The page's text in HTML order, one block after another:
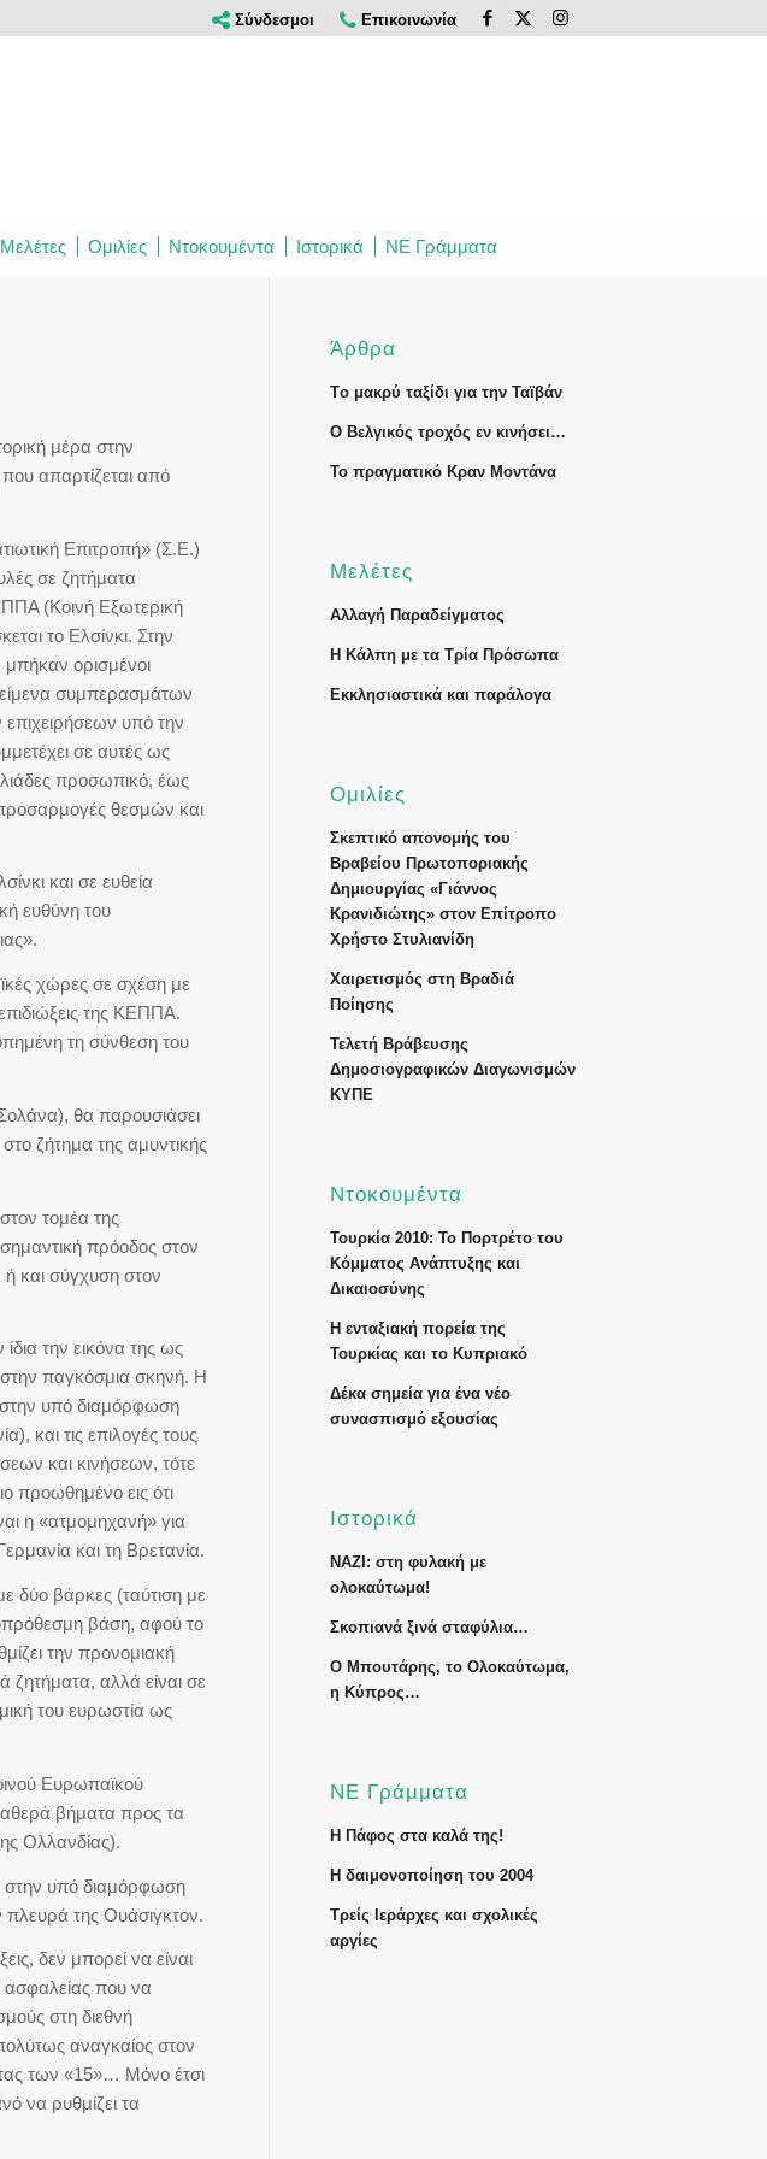
Σύνδεσμοι Επικοινωνία
Μελέτες Ομιλίες Ντοκουμέντα Ιστορικά ΝΕ Γράμματα
μέρα στην
απαρτίζεται από
Επιτροπή» (Σ.Ε.)
σε ζητήματα
(Κοινή Εξωτερική
το Ελσίνκι. Στην
ορισμένοι
συμπερασμάτων
υπό την
σε αυτές ως
προσωπικό, έως
θεσμών και
και σε ευθεία
ευθύνη του
χώρες σε σχέση με
της ΚΕΠΠΑ.
τη σύνθεση του
θα παρουσιάσει
ζήτημα της αμυντικής
τομέα της
πρόοδος στον
και σύγχυση στον
την εικόνα της ως
στην παγκόσμια σκηνή. Η
στην υπό διαμόρφωση
και τις επιλογές τους
και κινήσεων, τότε
προωθημένο εις ότι
η «ατμομηχανή» για
και τη Βρετανία.
δύο βάρκες (ταύτιση με
βάση, αφού το
την προνομιακή
ζητήματα, αλλά είναι σε
του ευρωστία ως
Ευρωπαϊκού
βήματα προς τα
Ολλανδίας).
υπό διαμόρφωση
πλευρά της Ουάσιγκτον.
δεν μπορεί να είναι
που να
στη διεθνή
αναγκαίος στον
των «15»… Μόνο έτσι
να ρυθμίζει τα
Άρθρα
Tο μακρύ ταξίδι για την Ταϊβάν
Ο Βελγικός τροχός εν κινήσει…
Το πραγματικό Κραν Μοντάνα
Μελέτες
Αλλαγή Παραδείγματος
Η Κάλπη με τα Τρία Πρόσωπα
Εκκλησιαστικά και παράλογα
Ομιλίες
Σκεπτικό απονομής του
Βραβείου Πρωτοποριακής
Δημιουργίας «Γιάννος
Κρανιδιώτης» στον Επίτροπο
Χρήστο Στυλιανίδη
Χαιρετισμός στη Βραδιά
Ποίησης
Τελετή Βράβευσης
Δημοσιογραφικών Διαγωνισμών
ΚΥΠΕ
Ντοκουμέντα
Τουρκία 2010: Το Πορτρέτο του
Κόμματος Ανάπτυξης και
Δικαιοσύνης
Η ενταξιακή πορεία της
Τουρκίας και το Κυπριακό
Δέκα σημεία για ένα νέο
συνασπισμό εξουσίας
Ιστορικά
ΝΑΖΙ: στη φυλακή με
ολοκαύτωμα!
Σκοπιανά ξινά σταφύλια…
Ο Μπουτάρης, το Ολοκαύτωμα,
η Κύπρος…
ΝΕ Γράμματα
Η Πάφος στα καλά της!
Η δαιμονοποίηση του 2004
Τρείς Ιεράρχες και σχολικές
αργίες